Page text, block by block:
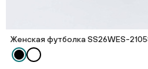
Женская футболка SS26WES-